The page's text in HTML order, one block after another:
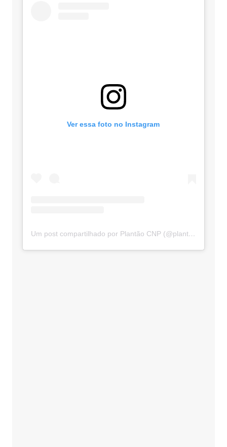
Ver essa foto no Instagram
Um post compartilhado por Plantão CNP (@plantaocnp)